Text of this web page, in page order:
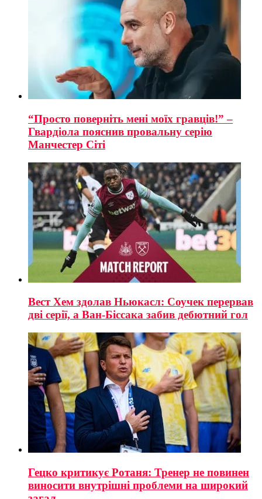
“Просто поверніть мені моїх гравців!” –
Гвардіола пояснив провальну серію
Манчестер Сіті
Вест Хем здолав Ньюкасл: Соучек перервав
дві серії, а Ван-Біссака забив дебютний гол
Гецко критикує Ротаня: Тренер не повинен
виносити внутрішні проблеми на широкий